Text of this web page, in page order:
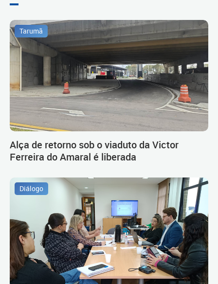
Tarumã
Alça de retorno sob o viaduto da Victor
Ferreira do Amaral é liberada
Diálogo